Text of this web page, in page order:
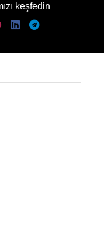
keşfedin